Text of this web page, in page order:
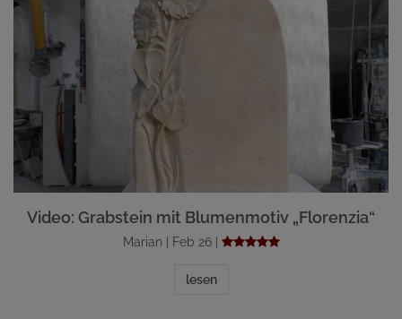
Video: Grabstein mit Blumenmotiv „Florenzia“
Marian | Feb 26 |
lesen